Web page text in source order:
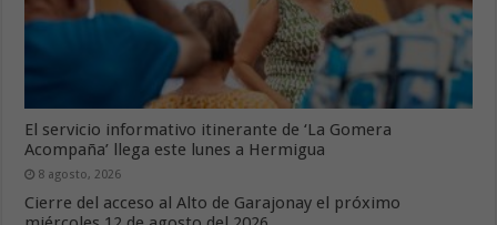
El servicio informativo itinerante de ‘La Gomera
Acompaña’ llega este lunes a Hermigua
8 agosto, 2026
Cierre del acceso al Alto de Garajonay el próximo